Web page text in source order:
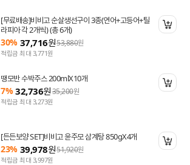
[무료배송]비비고 순살생선구이 3종(연어+고등어+틸
라피아 각 2개씩) (총 6개)
30% 37,716원53,880원
적립금 최대 3,771원
땡모반 수박주스 200mlX10개
7% 32,736원35,200원
적립금 최대 3,273원
[든든보양 SET]비비고 윤주모 삼계탕 850gX4개
23% 39,978원51,920원
적립금 최대 3,997원